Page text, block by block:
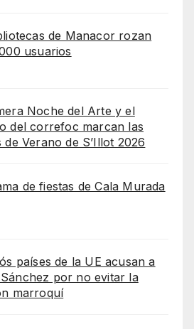
de Manacor rozan
usuarios
Noche del Arte y el
del correfoc marcan las
de Verano de S’Illot 2026
de fiestas de Cala Murada
países de la UE acusan a
por no evitar la
marroquí